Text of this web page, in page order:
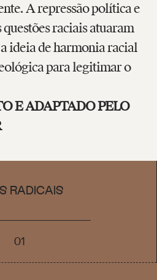
A repressão política e
raciais atuaram
ideia de harmonia racial
para legitimar o
E ADAPTADO PELO
RADICAIS
01